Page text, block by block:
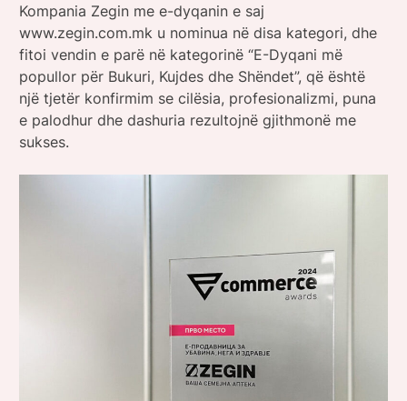
Kompania Zegin me e-dyqanin e saj
www.zegin.com.mk u nominua në disa kategori, dhe
fitoi vendin e parë në kategorinë “E-Dyqani më
popullor për Bukuri, Kujdes dhe Shëndet”, që është
një tjetër konfirmim se cilësia, profesionalizmi, puna
e palodhur dhe dashuria rezultojnë gjithmonë me
sukses.